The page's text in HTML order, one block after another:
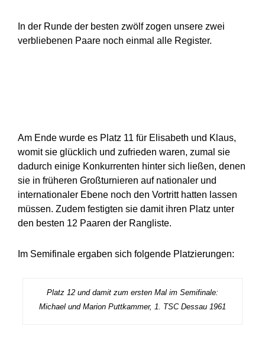
In der Runde der besten zwölf zogen unsere zwei
verbliebenen Paare noch einmal alle Register.
Am Ende wurde es Platz 11 für Elisabeth und Klaus,
womit sie glücklich und zufrieden waren, zumal sie
dadurch einige Konkurrenten hinter sich ließen, denen
sie in früheren Großturnieren auf nationaler und
internationaler Ebene noch den Vortritt hatten lassen
müssen. Zudem festigten sie damit ihren Platz unter
den besten 12 Paaren der Rangliste.
Im Semifinale ergaben sich folgende Platzierungen:
Platz 12 und damit zum ersten Mal im Semifinale:
Michael und Marion Puttkammer, 1. TSC Dessau 1961